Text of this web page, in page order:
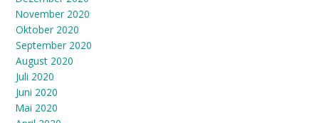
November 2020
Oktober 2020
September 2020
August 2020
Juli 2020
Juni 2020
Mai 2020